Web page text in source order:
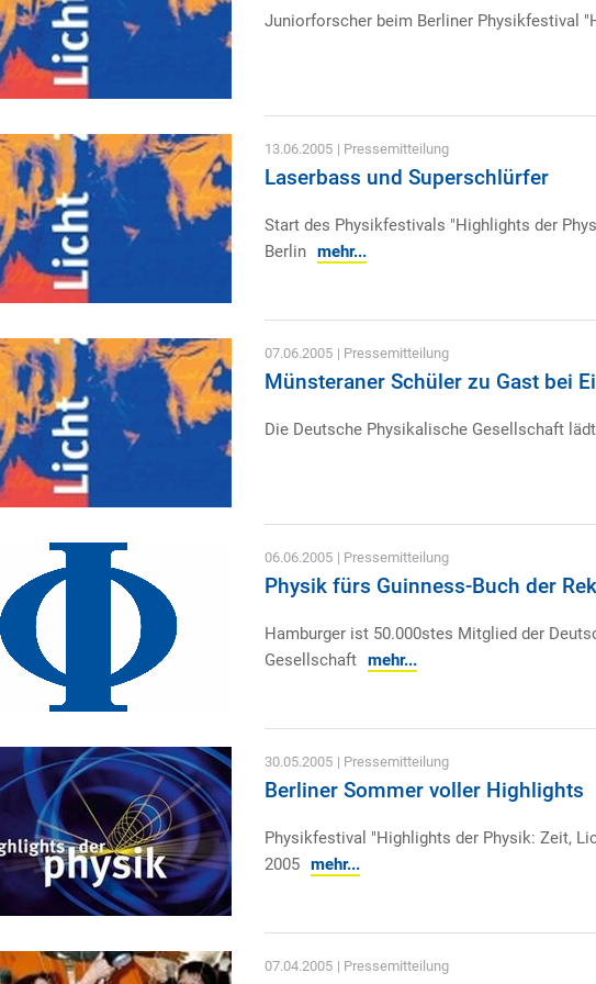
Juniorforscher beim Berliner Physikfestival
13.06.2005 | Pressemitteilung
Laserbass und Superschlürfer
Start des Physikfestivals "Highlights der
Berlin mehr...
07.06.2005 | Pressemitteilung
Münsteraner Schüler zu Gast bei
Die Deutsche Physikalische Gesellschaft
06.06.2005 | Pressemitteilung
Physik fürs Guinness-Buch der
Hamburger ist 50.000stes Mitglied der
Gesellschaft mehr...
30.05.2005 | Pressemitteilung
Berliner Sommer voller Highlights
Physikfestival "Highlights der Physik: Zeit,
2005 mehr...
07.04.2005 | Pressemitteilung